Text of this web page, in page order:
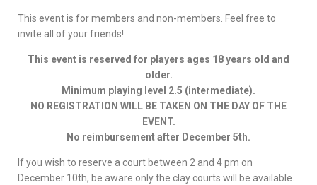
This event is for members and non-members. Feel free to
invite all of your friends!
This event is reserved for players ages 18 years old and
older.
Minimum playing level 2.5 (intermediate).
NO REGISTRATION WILL BE TAKEN ON THE DAY OF THE
EVENT.
No reimbursement after December 5th.
If you wish to reserve a court between 2 and 4 pm on
December 10th, be aware only the clay courts will be available.